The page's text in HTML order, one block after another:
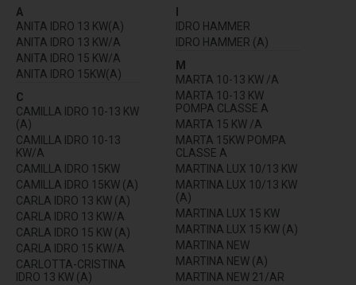
A
ANITA IDRO 13 KW(A)
ANITA IDRO 13 KW/A
ANITA IDRO 15 KW/A
ANITA IDRO 15KW(A)
C
CAMILLA IDRO 10-13 KW
(A)
CAMILLA IDRO 10-13
KW/A
CAMILLA IDRO 15KW
CAMILLA IDRO 15KW (A)
CARLA IDRO 13 KW (A)
CARLA IDRO 13 KW/A
CARLA IDRO 15 KW (A)
CARLA IDRO 15 KW/A
CARLOTTA-CRISTINA
IDRO 13 KW (A)
IDRO HAMMER
IDRO HAMMER (A)
M
MARTA 10-13 KW /A
MARTA 10-13 KW
POMPA CLASSE A
MARTA 15 KW /A
MARTA 15KW POMPA
CLASSE A
MARTINA LUX 10/13 KW
MARTINA LUX 10/13 KW
(A)
MARTINA LUX 15 KW
MARTINA LUX 15 KW (A)
MARTINA NEW
MARTINA NEW (A)
MARTINA NEW 21/AR